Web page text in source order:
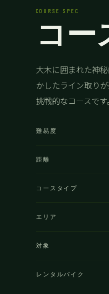
COURSE SPEC
コー
大木に囲まれた神
かしたライン取り
挑戦的なコースです。
難易度
距離
コースタイプ
エリア
対象
レンタルバイク